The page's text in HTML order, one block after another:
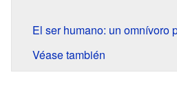
El ser humano: un omnívoro
Véase también